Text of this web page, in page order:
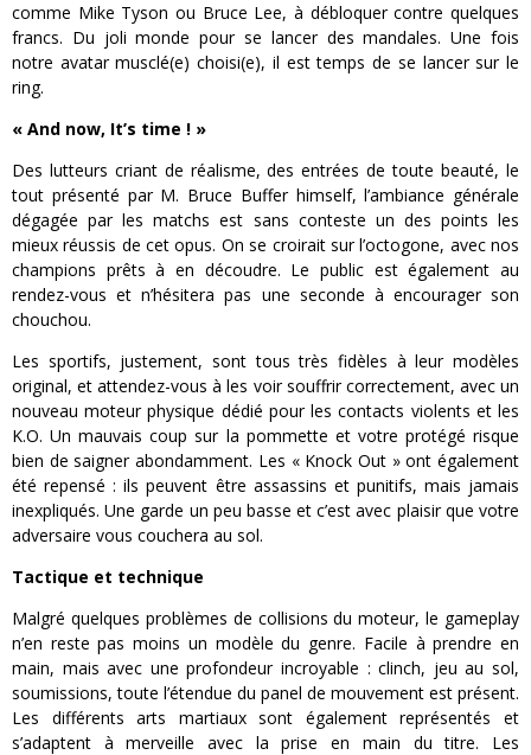
comme Mike Tyson ou Bruce Lee, à débloquer contre quelques
francs. Du joli monde pour se lancer des mandales. Une fois
notre avatar musclé(e) choisi(e), il est temps de se lancer sur le
ring.
« And now, It’s time ! »
Des lutteurs criant de réalisme, des entrées de toute beauté, le
tout présenté par M. Bruce Buffer himself, l’ambiance générale
dégagée par les matchs est sans conteste un des points les
mieux réussis de cet opus. On se croirait sur l’octogone, avec nos
champions prêts à en découdre. Le public est également au
rendez-vous et n’hésitera pas une seconde à encourager son
chouchou.
Les sportifs, justement, sont tous très fidèles à leur modèles
original, et attendez-vous à les voir souffrir correctement, avec un
nouveau moteur physique dédié pour les contacts violents et les
K.O. Un mauvais coup sur la pommette et votre protégé risque
bien de saigner abondamment. Les « Knock Out » ont également
été repensé : ils peuvent être assassins et punitifs, mais jamais
inexpliqués. Une garde un peu basse et c’est avec plaisir que votre
adversaire vous couchera au sol.
Tactique et technique
Malgré quelques problèmes de collisions du moteur, le gameplay
n’en reste pas moins un modèle du genre. Facile à prendre en
main, mais avec une profondeur incroyable : clinch, jeu au sol,
soumissions, toute l’étendue du panel de mouvement est présent.
Les différents arts martiaux sont également représentés et
s’adaptent à merveille avec la prise en main du titre. Les